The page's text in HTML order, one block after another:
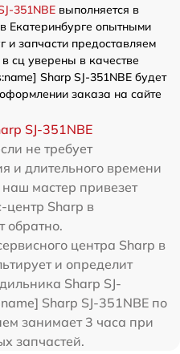
351NBE выполняется в
Екатеринбурге опытными
и запчасти предоставляем
сц уверены в качестве
Sharp SJ-351NBE будет
заказа на сайте
SJ-351NBE
не требует
и длительного времени
мастер привезет
центр Sharp в
обратно.
центра Sharp в
и определит
Sharp SJ-
Sharp SJ-351NBE по
занимает 3 часа при
запчастей.